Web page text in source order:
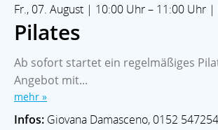
Fr., 07. August | 10:00 Uhr – 11:00 Uhr
Pilates
Ab sofort startet ein regelmäßiges
Angebot mit...
mehr »
Infos: Giovana Damasceno, 0152